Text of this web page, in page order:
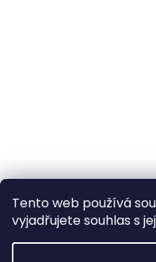
Tento web používá
vyjadřujete souhlas s